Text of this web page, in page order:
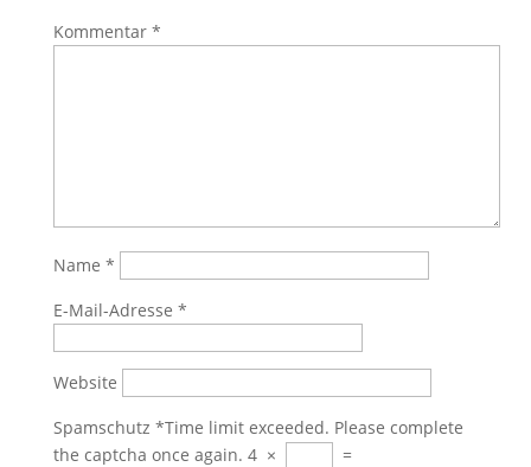
Kommentar *
Name *
E-Mail-Adresse *
Website
Spamschutz *Time limit exceeded. Please complete
the captcha once again. 4 ×
=